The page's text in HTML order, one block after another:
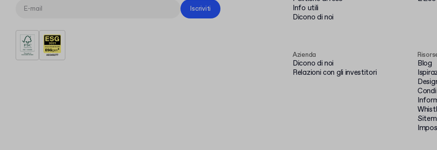
Info utili
Dicono di noi
Azienda
Dicono di noi
Relazioni con gli investitori
Blog
Iscriviti